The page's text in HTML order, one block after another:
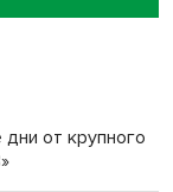
селе лошади
врачей
от крупного